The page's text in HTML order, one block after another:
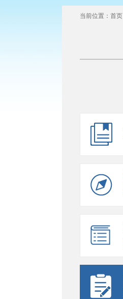
当前位置： 首页